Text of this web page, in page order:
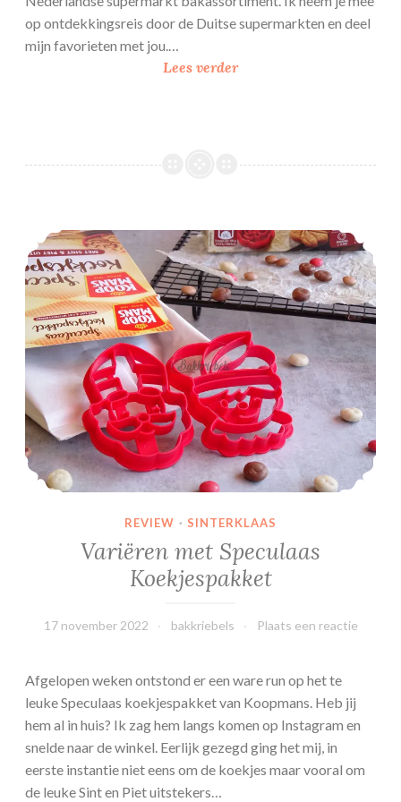
op ontdekkingsreis door de Duitse supermarkten en deel
mijn favorieten met jou.…
Lees verderB
e
l
e
n
s
h
o
p
p
e
n
i
u
i
Variëren met Speculaas Koekjespakket
REVIEW · SINTERKLAAS
Variëren met Speculaas
Koekjespakket
17 november 2022 bakkriebels Plaats een reactie
Afgelopen weken ontstond er een ware run op het te
leuke Speculaas koekjespakket van Koopmans. Heb jij
hem al in huis? Ik zag hem langs komen op Instagram en
snelde naar de winkel. Eerlijk gezegd ging het mij, in
eerste instantie niet eens om de koekjes maar vooral om
de leuke Sint en Piet uitstekers…